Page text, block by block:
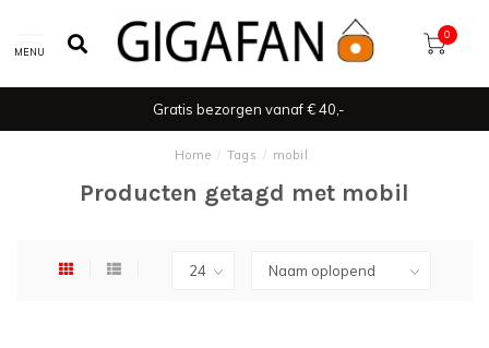
MENU
0
Gratis bezorgen vanaf € 40,-
Home / Tags / mobil
Producten getagd met mobil